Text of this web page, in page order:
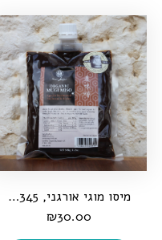
מיסו מוגי אורגני, 345 גרם
₪30.00